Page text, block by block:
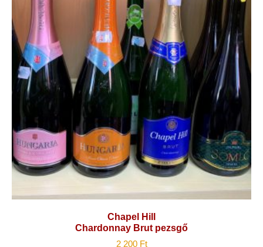
Chapel Hill
Chardonnay Brut pezsgő
2 200 Ft